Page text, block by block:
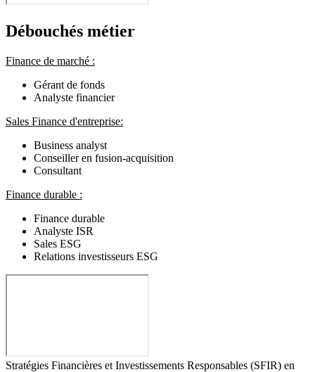
Débouchés métier
Finance de marché :
Gérant de fonds
Analyste financier
Sales Finance d'entreprise:
Business analyst
Conseiller en fusion-acquisition
Consultant
Finance durable :
Finance durable
Analyste ISR
Sales ESG
Relations investisseurs ESG
Stratégies Financières et Investissements Responsables (SFIR) en